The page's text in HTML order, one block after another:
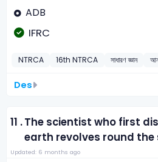
ADB
IFRC
NTRCA 16th NTRCA সাধারণ জ্ঞান
Des
11 .The scientist who first
earth revolves round the
Updated: 6 months ago